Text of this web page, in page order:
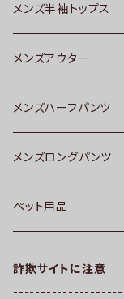
メンズ半袖トップス
メンズアウター
メンズハーフパンツ
メンズロングパンツ
ペット用品
詐欺サイトに注意